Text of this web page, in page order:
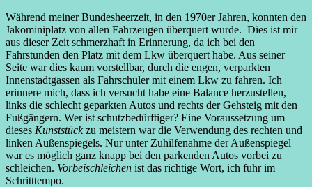
Während meiner Bundesheerzeit, in den 1970er Jahren, konnten den
Jakominiplatz von allen Fahrzeugen überquert wurde. Dies ist mir
aus dieser Zeit schmerzhaft in Erinnerung, da ich bei den
Fahrstunden den Platz mit dem Lkw überquert habe. Aus seiner
Seite war dies kaum vorstellbar, durch die engen, verparkten
Innenstadtgassen als Fahrschüler mit einem Lkw zu fahren. Ich
erinnere mich, dass ich versucht habe eine Balance herzustellen,
links die schlecht geparkten Autos und rechts der Gehsteig mit den
Fußgängern. Wer ist schutzbedürftiger? Eine Voraussetzung um
dieses Kunststückzu meistern war die Verwendung des rechten und
linken Außenspiegels. Nur unter Zuhilfenahme der Außenspiegel
war es möglich ganz knapp bei den parkenden Autos vorbei zu
schleichen. Vorbeischleichen ist das richtige Wort, ich fuhr im
Schritttempo.